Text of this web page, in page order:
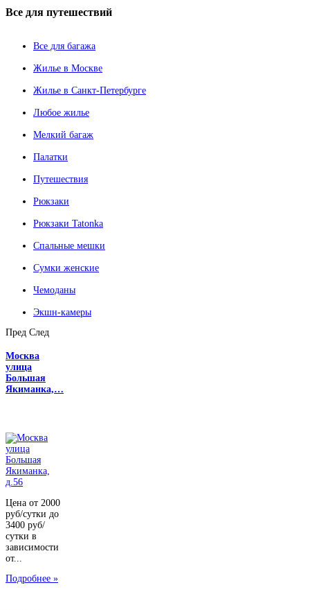
Все для путешествий
Все для багажа
Жилье в Москве
Жилье в Санкт-Петербурге
Любое жилье
Мелкий багаж
Палатки
Путешествия
Рюкзаки
Рюкзаки Tatonka
Спальные мешки
Сумки женские
Чемоданы
Экшн-камеры
Пред След
Москва
улица
Большая
Якиманка,…
Цена от 2000
руб/сутки до
3400 руб/
сутки в
зависимости
от...
Подробнее »